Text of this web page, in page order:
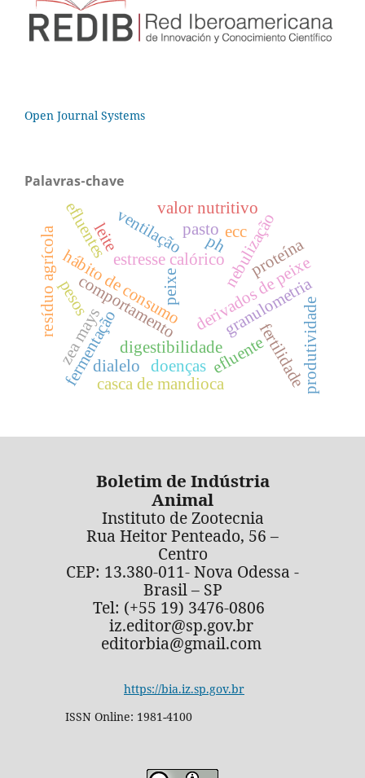
Open Journal Systems
Palavras-chave
peixe derivados de peixe
hábito de consumo
comportamento
estresse calóriconebulização
ventilação
digestibilidadeefluente
fermentação
ph proteína
resíduo agrícolazea mays granulometria
valor nutritivo
casca de mandioca
efluentes
pesos produtividade
pasto
doenças
leite ecc
fertilidade
dialelo
Boletim de Indústria
Animal
Instituto de Zootecnia
Rua Heitor Penteado, 56 –
Centro
CEP: 13.380-011- Nova Odessa -
Brasil – SP
Tel: (+55 19) 3476-0806
iz.editor@sp.gov.br
editorbia@gmail.com
https://bia.iz.sp.gov.br
ISSN Online: 1981-4100